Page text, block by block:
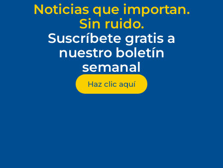
Noticias que importan.
Sin ruido.
Suscríbete gratis a
nuestro boletín
semanal
Haz clic aquí